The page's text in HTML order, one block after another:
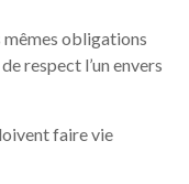
mêmes obligations
respect l’un envers
faire vie